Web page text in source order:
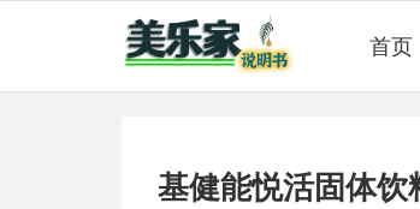
首页
基健能悦活固体饮